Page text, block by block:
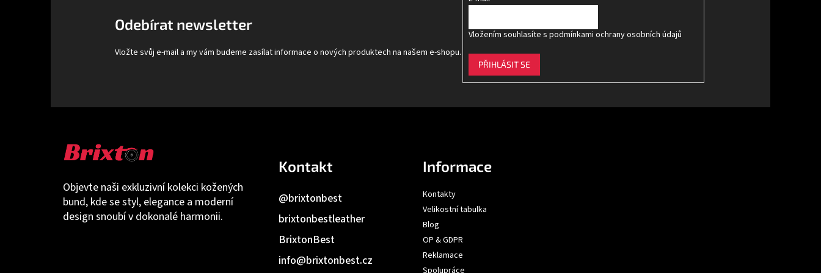
Objevte naši exkluzivní kolekci kožených
bund, kde se styl, elegance a moderní
design snoubí v dokonalé harmonii.
Kontakt
info@brixtonbest.cz
BrixtonBest
brixtonbestleather
@brixtonbest
Informace
Kontakty
Velikostní tabulka
Blog
OP & GDPR
Reklamace
Spolupráce
Odebírat newsletter
Vložte svůj e-mail a my vám budeme zasílat informace o nových produktech na našem e-shopu.
Vložením souhlasíte spodmínkami ochrany osobních údajů
PŘIHLÁSIT SE